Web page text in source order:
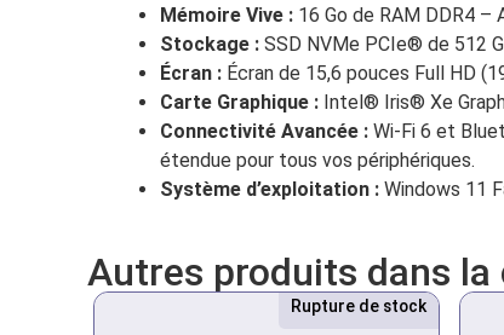
Mémoire Vive : 16 Go de RAM DDR4
Stockage : SSD NVMe PCIe® de 512
Écran : Écran de 15,6 pouces Full HD
Carte Graphique : Intel® Iris® Xe
Connectivité Avancée : Wi-Fi 6 et
étendue pour tous vos périphériques.
Système d’exploitation : Windows 11
Autres produits dans la
Nouveau
Rupture de stock